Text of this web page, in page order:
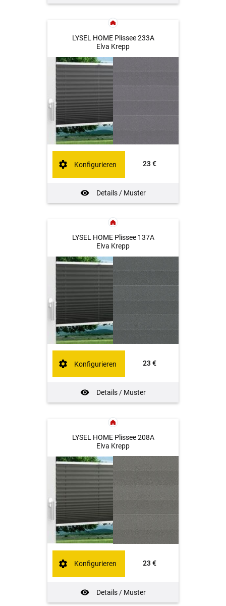
LYSEL HOME Plissee 233A
Elva Krepp
23 €
Details / Muster
Konfigurieren
LYSEL HOME Plissee 137A
Elva Krepp
23 €
Details / Muster
Konfigurieren
LYSEL HOME Plissee 208A
Elva Krepp
23 €
Details / Muster
Konfigurieren